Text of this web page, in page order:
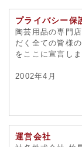
プライバシー保
陶芸用品の専門
だく全ての皆様
をここに宣言しま
2002年4月
運営会社